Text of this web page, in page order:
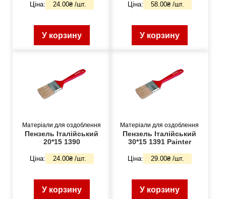
Ціна: 24.00₴ /шт.
У корзину
Ціна: 58.00₴ /шт.
У корзину
Матеріали для оздоблення
Пензель Італійський
20*15 1390
Ціна: 24.00₴ /шт.
У корзину
Матеріали для оздоблення
Пензель Італійський
30*15 1391 Painter
Ціна: 29.00₴ /шт.
У корзину